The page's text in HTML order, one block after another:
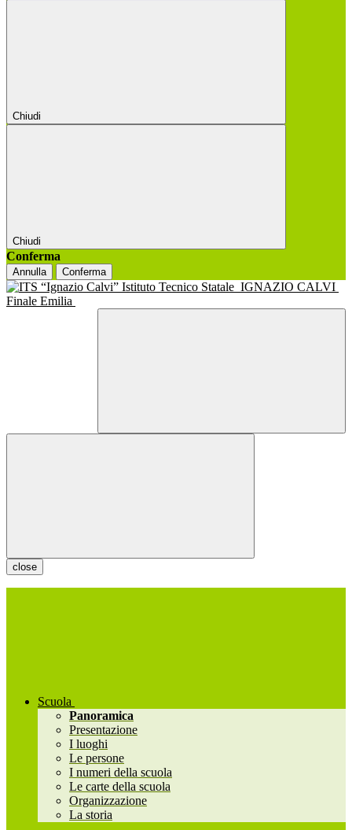
Chiudi
Chiudi
Conferma
Annulla Conferma
Istituto Tecnico Statale IGNAZIO CALVI
Finale Emilia
close
Scuola
Panoramica
Presentazione
I luoghi
Le persone
I numeri della scuola
Le carte della scuola
Organizzazione
La storia